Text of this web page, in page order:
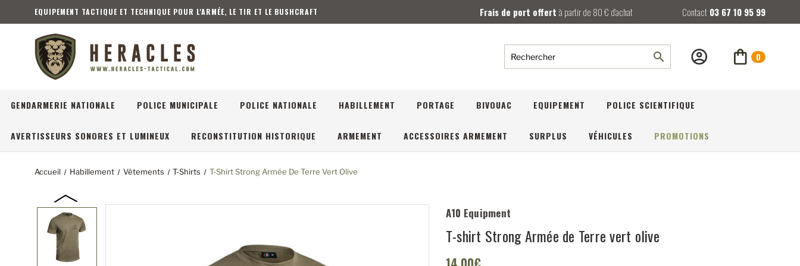
EQUIPEMENT TACTIQUE ET TECHNIQUE POUR L'ARMÉE, LE TIR ET LE BUSHCRAFT Frais de port offert à partir de 80 € d’achat Contact 03 67 10 95 99
Rechercher 0
GENDARMERIE NATIONALE POLICE MUNICIPALE POLICE NATIONALE HABILLEMENT PORTAGE BIVOUAC EQUIPEMENT POLICE SCIENTIFIQUE
AVERTISSEURS SONORES ET LUMINEUX RECONSTITUTION HISTORIQUE ARMEMENT ACCESSOIRES ARMEMENT SURPLUS VÉHICULES PROMOTIONS
Accueil Habillement Vêtements T-Shirts T-Shirt Strong Armée De Terre Vert Olive
A10 Equipment
T-shirt Strong Armée de Terre vert olive